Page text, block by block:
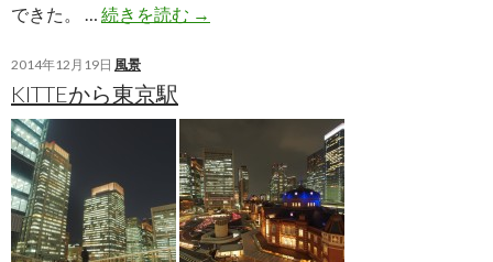
できた。 … 続きを読む ク
ス
リ
ー
や
夜
→
2014年12月19日 風景
KITTEから東京駅